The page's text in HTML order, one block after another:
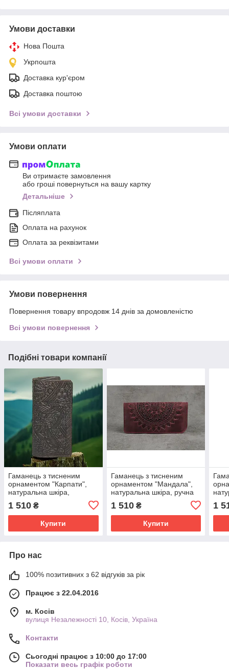
Умови доставки
Нова Пошта
Укрпошта
Доставка кур'єром
Доставка поштою
Всі умови доставки
Умови оплати
Ви отримаєте замовлення
або гроші повернуться на вашу картку
Детальніше
Післяплата
Оплата на рахунок
Оплата за реквізитами
Всі умови оплати
Умови повернення
Повернення товару впродовж 14 днів за домовленістю
Всі умови повернення
Подібні товари компанії
Гаманець з тисненим
орнаментом "Карпати",
натуральна шкіра,
20х11 см
1 510 ₴
Купити
Гаманець з тисненим
орнаментом "Мандала",
натуральна шкіра, ручна
робота, кольору марсала,
20х10 см
1 510₴
Купити
1
Про нас
100% позитивних з 62 відгуків за рік
Працює з 22.04.2016
м. Косів
вулиця Незалежності 10, Косів, Україна
Контакти
Сьогодні працює з 10:00 до 17:00
Показати весь графік роботи